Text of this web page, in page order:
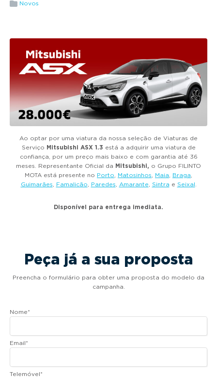
g
i
n
Novos
Ao optar por uma viatura da nossa seleção de Viaturas de
Serviço Mitsubishi ASX 1.3 está a adquirir uma viatura de
confiança, por um preço mais baixo e com garantia até 36
meses. Representante Oficial da Mitsubishi, o Grupo FILINTO
MOTA está presente no Porto, Matosinhos, Maia, Braga,
Guimarães, Famalicão, Paredes, Amarante, Sintra e Seixal.
Disponível para entrega imediata.
Peça já a sua proposta
Preencha o formulário para obter uma proposta do modelo da
campanha.
Nome*
Email*
Telemóvel*